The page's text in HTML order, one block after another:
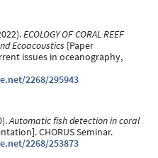
ECOLOGY OF CORAL REEF
Ecoacoustics [Paper
issues in oceanography,
2268/295943
Automatic fish detection in coral
CHORUS Seminar.
2268/253873